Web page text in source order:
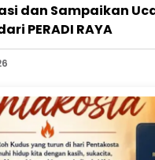
dan Sampaikan
PERADI RAYA